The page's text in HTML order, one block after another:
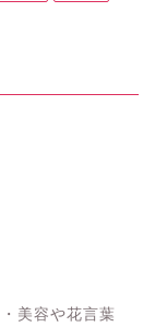
美容や花言葉